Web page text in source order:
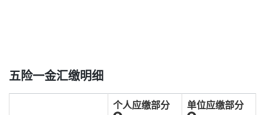
五险一金汇缴明细
个人应缴部分 单位应缴部分